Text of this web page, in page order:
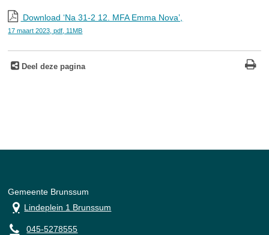
Download ‘Na 31-2 12. MFA Emma Nova’,
17 maart 2023,pdf , 11MB
Deel deze pagina
Gemeente Brunssum
Lindeplein 1 Brunssum
045-5278555